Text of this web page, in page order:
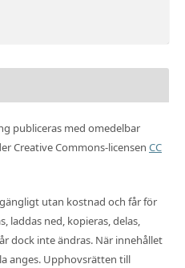
publiceras med omedelbar
Creative Commons-licensen CC
utan kostnad och får för
laddas ned, kopieras, delas,
dock inte ändras. När innehållet
anges. Upphovsrätten till